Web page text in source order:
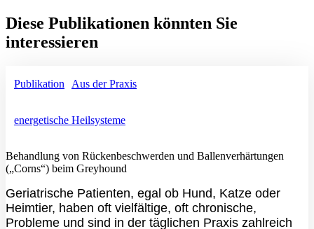
Diese Publikationen könnten Sie
interessieren
Publikation Aus der Praxis
energetische Heilsysteme
Behandlung von Rückenbeschwerden und Ballenverhärtungen
(„Corns“) beim Greyhound
Geriatrische Patienten, egal ob Hund, Katze oder
Heimtier, haben oft vielfältige, oft chronische,
Probleme und sind in der täglichen Praxis zahlreich